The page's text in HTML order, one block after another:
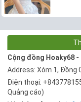
Cộng đồng Hoaky68
Address: Xóm 1, Đồng
Điện thoại:
Quảng cáo)